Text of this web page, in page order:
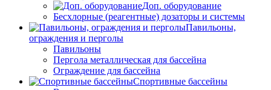
Доп. оборудование
Бесхлорные (реагентные) дозаторы и системы
Павильоны,
ограждения и перголы
Павильоны
Пергола металлическая для бассейна
Ограждение для бассейна
Спортивные бассейны